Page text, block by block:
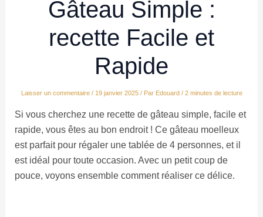
Gâteau Simple :
recette Facile et
Rapide
Laisser un commentaire / 19 janvier 2025 / Par Edouard / 2 minutes de lecture
Si vous cherchez une recette de gâteau simple, facile et
rapide, vous êtes au bon endroit ! Ce gâteau moelleux
est parfait pour régaler une tablée de 4 personnes, et il
est idéal pour toute occasion. Avec un petit coup de
pouce, voyons ensemble comment réaliser ce délice.